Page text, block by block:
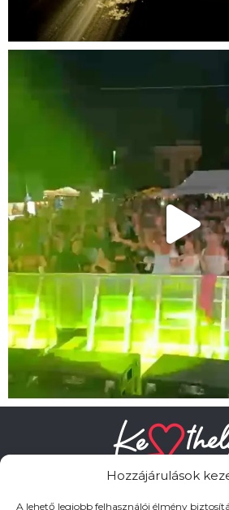
Hozzájárulások
A lehető legjobb felhasználói élmény